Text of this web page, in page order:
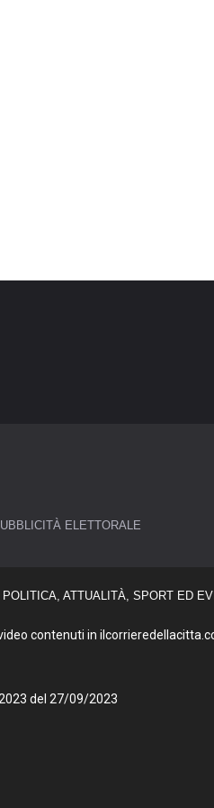
ELETTORALE
ATTUALITÀ, SPORT ED
contenuti in
del 27/09/2023